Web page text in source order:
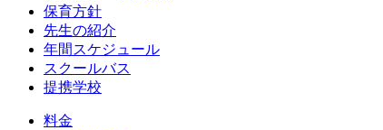
保育方針
先生の紹介
年間スケジュール
スクールバス
提携学校
料金